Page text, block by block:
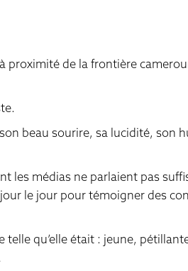
proximité de la frontière
beau sourire, sa lucidité, son
les médias ne parlaient pas
le jour pour témoigner des
qu’elle était : jeune,